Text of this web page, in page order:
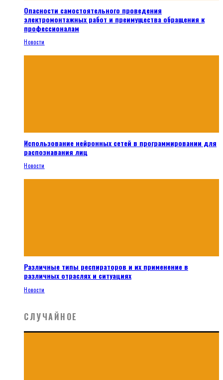
Опасности самостоятельного проведения
электромонтажных работ и преимущества обращения к
профессионалам
Новости
Использование нейронных сетей в программировании для
распознавания лиц
Новости
Различные типы респираторов и их применение в
различных отраслях и ситуациях
Новости
СЛУЧАЙНОЕ